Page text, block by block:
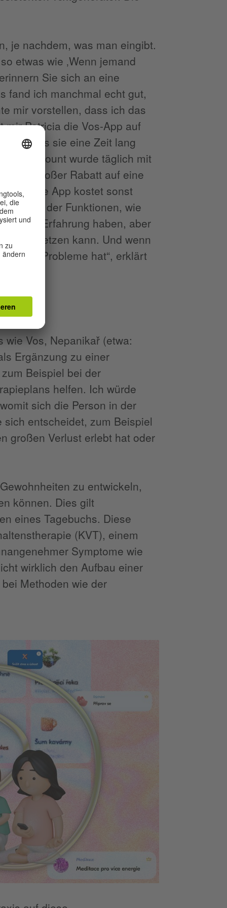
je nachdem, was man eingibt.
etwas wie ‚Wenn jemand
Sie sich an eine
fand ich manchmal echt gut,
mir vorstellen, dass ich das
mir Patricia die Vos-App auf
als sie eine Zeit lang
Account wurde täglich mit
ein großer Rabatt auf eine
– die App kostet sonst
Einige der Funktionen, wie
viel Erfahrung haben, aber
ersetzen kann. Und wenn
Probleme hat“, erklärt
Vos, Nepanikař (etwa:
Ergänzung zu einer
Beispiel bei der
helfen. Ich würde
sich die Person in der
entscheidet, zum Beispiel
großen Verlust erlebt hat oder
zu entwickeln,
können. Dies gilt
eines Tagebuchs. Diese
(KVT), einem
Symptome wie
wirklich den Aufbau einer
Methoden wie der